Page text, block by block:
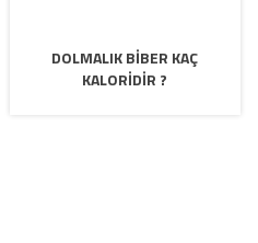
DOLMALIK BIBER KAÇ
KALORIDIR ?